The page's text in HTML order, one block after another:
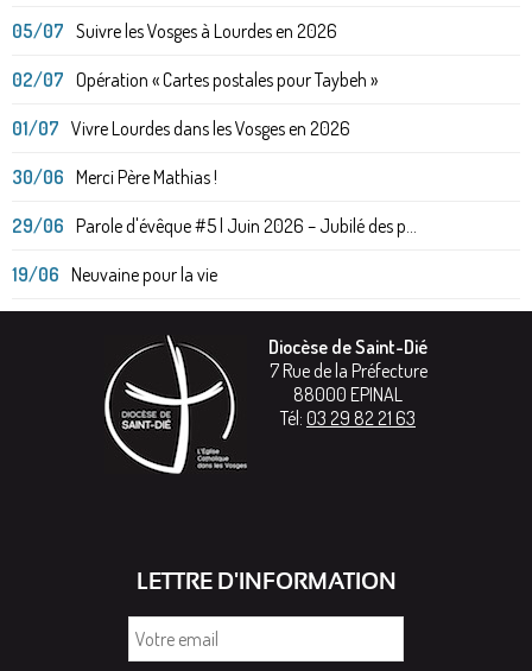
05/07 Suivre les Vosges à Lourdes en 2026
02/07 Opération « Cartes postales pour Taybeh »
01/07 Vivre Lourdes dans les Vosges en 2026
30/06 Merci Père Mathias !
29/06 Parole d'évêque #5 | Juin 2026 – Jubilé des p...
19/06 Neuvaine pour la vie
Diocèse de Saint-Dié
7 Rue de la Préfecture
88000 EPINAL
Tél: 03 29 82 21 63
LETTRE D'INFORMATION